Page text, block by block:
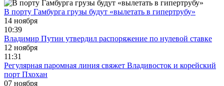
В порту Гамбурга грузы будут «вылетать в гипертрубу»
14 ноября
10:39
Владимир Путин утвердил распоряжение по нулевой ставке
12 ноября
11:31
Регулярная паромная линия свяжет Владивосток и корейский
порт Пхохан
07 ноября